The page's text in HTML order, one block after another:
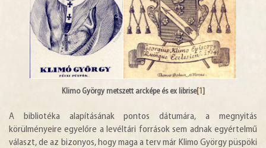
Klimo György metszett arcképe és ex librise[1]
A bibliotéka alapításának pontos dátumára, a megnyitás
körülményeire egyelőre a levéltári források sem adnak egyértelmű
választ, de az bizonyos, hogy maga a terv már Klimo György püspöki